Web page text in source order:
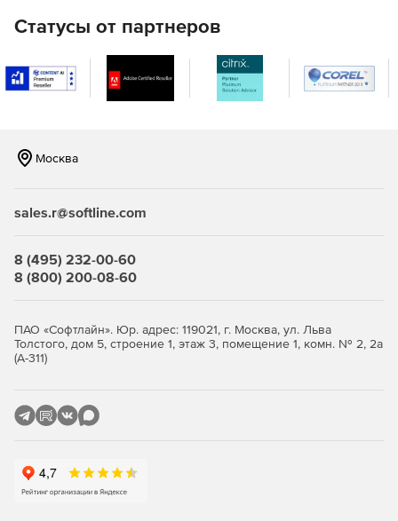
Статусы от партнеров
Москва
sales.r@softline.com
8 (495) 232-00-60
8 (800) 200-08-60
ПАО «Софтлайн». Юр. адрес: 119021, г. Москва, ул. Льва
Толстого, дом 5, строение 1, этаж 3, помещение 1, комн. № 2, 2а
(А-311)